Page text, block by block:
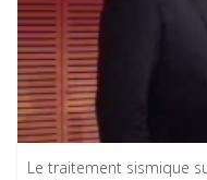
Le traitement sismique